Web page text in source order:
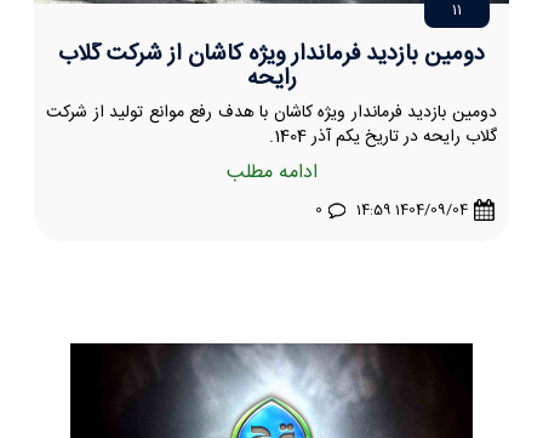
11
دومین بازدید فرماندار ویژه کاشان از شرکت گلاب
رایحه
دومین بازدید فرماندار ویژه کاشان با هدف رفع موانع تولید از شرکت
گلاب رایحه در تاریخ یکم آذر 1404.
ادامه مطلب
1404/09/04 14:59
0